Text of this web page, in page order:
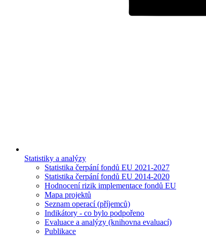
Statistiky a analýzy
Statistika čerpání fondů EU 2021-2027
Statistika čerpání fondů EU 2014-2020
Hodnocení rizik implementace fondů EU
Mapa projektů
Seznam operací (příjemců)
Indikátory - co bylo podpořeno
Evaluace a analýzy (knihovna evaluací)
Publikace